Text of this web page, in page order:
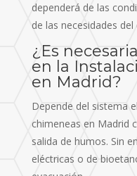
dependerá de las
de las necesidades del
¿Es
en la
en Madrid?
Depende del sistema
chimeneas en Madrid
salida de humos. Sin
eléctricas o de